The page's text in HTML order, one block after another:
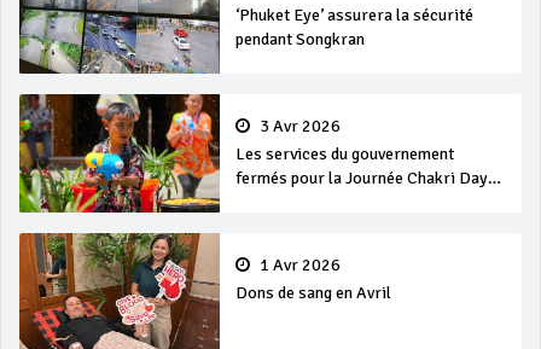
‘Phuket Eye’ assurera la sécurité
pendant Songkran
3 Avr 2026
Les services du gouvernement
fermés pour la Journée Chakri Day
1 Avr 2026
Dons de sang en Avril